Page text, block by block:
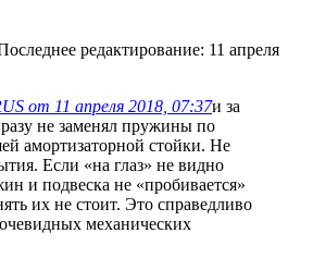
редактирование: 11 апреля
от 11 апреля 2018, 07:37и за
не заменял пружины по
амортизаторной стойки. Не
Если «на глаз» не видно
и подвеска не «пробивается»
их не стоит. Это справедливо
механических